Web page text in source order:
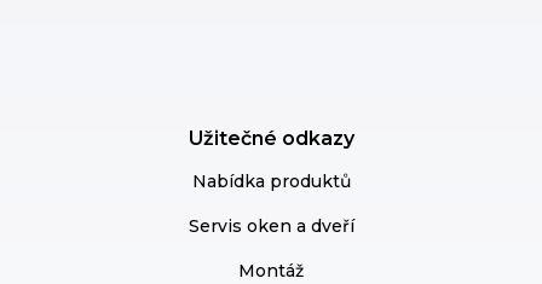
Užitečné odkazy
Nabídka produktů
Servis oken a dveří
Montáž